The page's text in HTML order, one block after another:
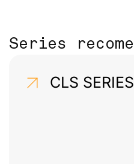
Series
CLS SERIES